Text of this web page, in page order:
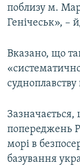
поблизу м.
Генічеськ», –
Вказано, що
попереджень
морі в
базування